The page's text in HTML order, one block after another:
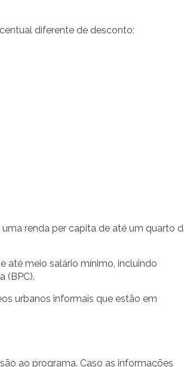
diferente de desconto:
renda per capita de até um quarto
até meio salário mínimo, incluindo
(BPC).
urbanos informais que estão em
ao programa. Caso as informações